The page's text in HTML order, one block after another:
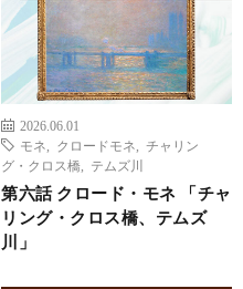
2026.06.01
モネ
クロードモネ
チャリン
グ・クロス橋
テムズ川
第六話 クロード・モネ 「チャ
リング・クロス橋、テムズ
川」